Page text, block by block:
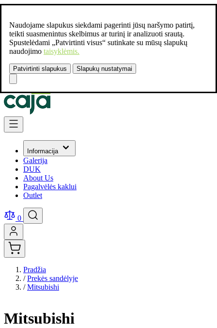
Naudojame slapukus siekdami pagerinti jūsų naršymo patirtį,
teikti suasmenintus skelbimus ar turinį ir analizuoti srautą.
Spustelėdami „Patvirtinti visus“ sutinkate su mūsų slapukų
naudojimo taisyklėmis.
Patvirtinti slapukus Slapukų nustatymai
Susisiekite:
Skip to Content
Informacija
Galerija
DUK
About Us
Pagalvėlės kaklui
Outlet
0
Pradžia
/ Prekės sandėlyje
/ Mitsubishi
Mitsubishi